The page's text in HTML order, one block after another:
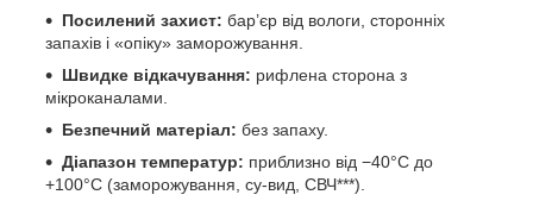
Посилений захист: бар’єр від вологи, сторонніх
запахів і «опіку» заморожування.
Швидке відкачування: рифлена сторона з
мікроканалами.
Безпечний матеріал: без запаху.
Діапазон температур: приблизно від −40°C до
+100°C (заморожування, су-вид, СВЧ***).